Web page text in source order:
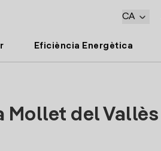
CA
Eficiència Energètica
Mollet del Vallès